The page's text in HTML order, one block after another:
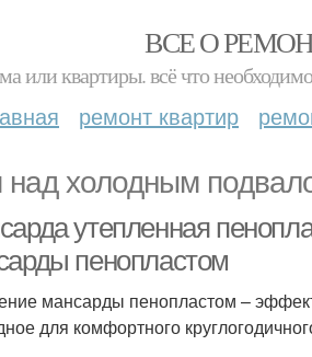
ВСЕ О
или квартиры. всё что
ремонт квартир
холодным
утепленная
пенопластом
мансарды пенопластом –
для комфортного